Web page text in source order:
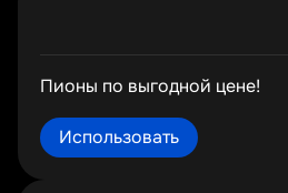
Пионы по выгодной цене!
Использовать